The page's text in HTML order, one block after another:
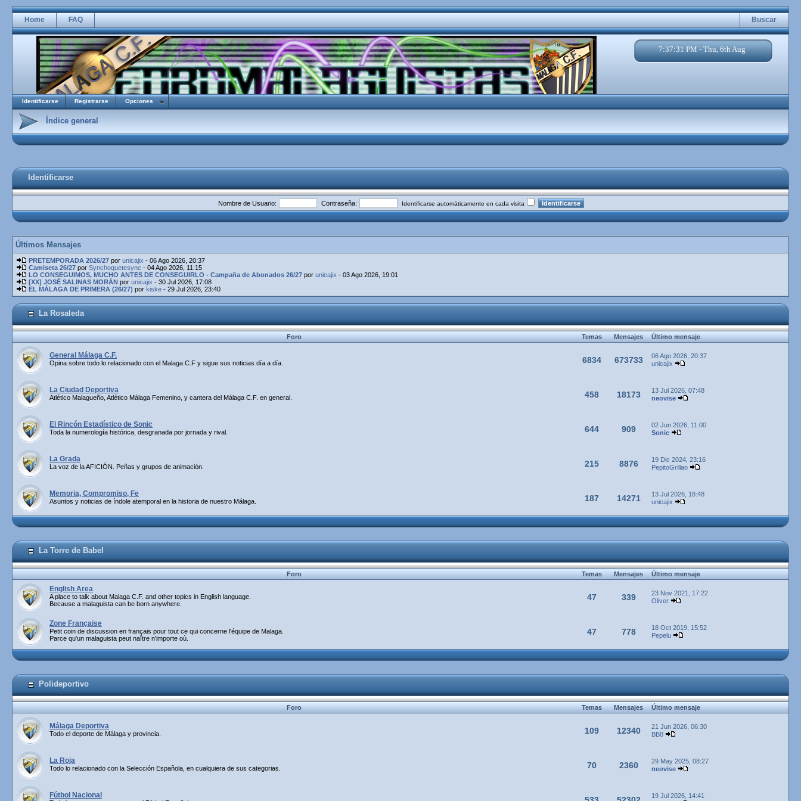
Home FAQ Buscar
7:37:32 PM - Thu, 6th Aug
Identificarse Registrarse Opciones
Índice general
Identificarse
Nombre de Usuario: Contraseña: Identificarse automáticamente en cada visita
Últimos Mensajes
PRETEMPORADA 2026/27 por unicajix - 06 Ago 2026, 20:37
Camiseta 26/27 por Synchoquetesync - 04 Ago 2026, 11:15
LO CONSEGUIMOS, MUCHO ANTES DE CONSEGUIRLO - Campaña de Abonados 26/27 por unicajix - 03 Ago 2026, 19:01
[XX] JOSÉ SALINAS MORÁN por unicajix - 30 Jul 2026, 17:08
EL MÁLAGA DE PRIMERA (26/27) por kiske - 29 Jul 2026, 23:40
La Rosaleda
Foro TemasMensajesÚltimo mensaje
General Málaga C.F.
Opina sobre todo lo relacionado con el Malaga C.F y sigue sus noticias día a día. 6834 673733
06 Ago 2026, 20:37
unicajix
La Ciudad Deportiva
Atlético Malagueño, Atlético Málaga Femenino, y cantera del Málaga C.F. en general. 458 18173
13 Jul 2026, 07:48
neovise
El Rincón Estadístico de Sonic
Toda la numerología histórica, desgranada por jornada y rival. 644 909
02 Jun 2026, 11:00
Sonic
La Grada
La voz de la AFICIÓN. Peñas y grupos de animación. 215 8876
19 Dic 2024, 23:16
PepitoGrillao
Memoria, Compromiso, Fe
Asuntos y noticias de índole atemporal en la historia de nuestro Málaga. 187 14271
13 Jul 2026, 18:48
unicajix
La Torre de Babel
Foro TemasMensajesÚltimo mensaje
English Area
A place to talk about Malaga C.F. and other topics in English language.
Because a malaguista can be born anywhere.
47 339
23 Nov 2021, 17:22
Oliver
Zone Française
Petit coin de discussion en français pour tout ce qui concerne l'équipe de Malaga.
Parce qu'un malaguista peut naître n'importe où.
47 778
18 Oct 2019, 15:52
Pepelu
Polideportivo
Foro TemasMensajesÚltimo mensaje
Málaga Deportiva
Todo el deporte de Málaga y provincia. 109 12340
21 Jun 2026, 06:30
BB8
La Roja
Todo lo relacionado con la Selección Española, en cualquiera de sus categorias. 70 2360
29 May 2025, 08:27
neovise
Fútbol Nacional
19 Jul 2026, 14:41